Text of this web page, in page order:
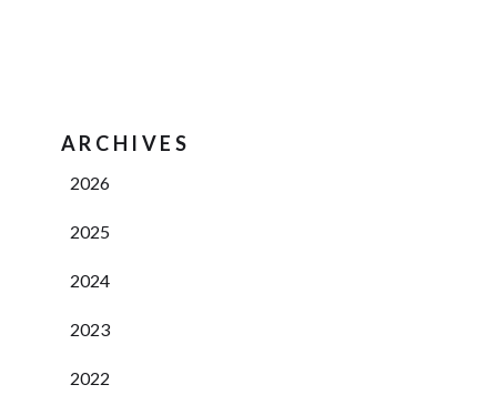
ARCHIVES
2026
2025
2024
2023
2022